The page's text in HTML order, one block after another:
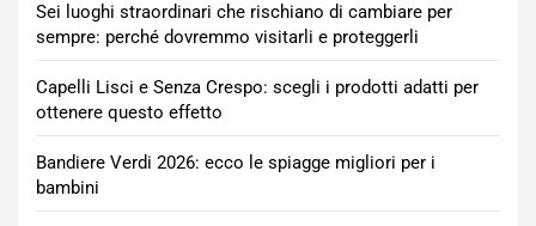
Sei luoghi straordinari che rischiano di cambiare per
sempre: perché dovremmo visitarli e proteggerli
Capelli Lisci e Senza Crespo: scegli i prodotti adatti per
ottenere questo effetto
Bandiere Verdi 2026: ecco le spiagge migliori per i
bambini